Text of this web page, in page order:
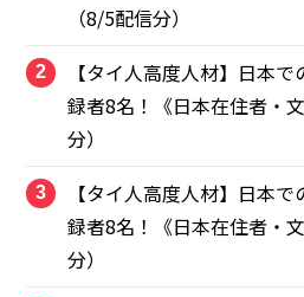
（8/5配信分）
2
【タイ人高度人材】日本
録者8名！《日本在住者・
分）
3
【タイ人高度人材】日本
録者8名！《日本在住者・
分）